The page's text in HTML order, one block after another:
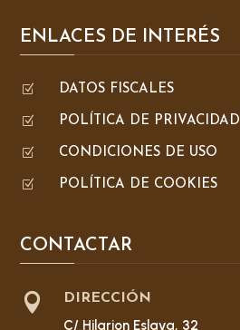
ENLACES DE INTERÉS
Z DATOS FISCALES
Z POLÍTICA DE PRIVACIDAD
Z CONDICIONES DE USO
Z POLÍTICA DE COOKIES
CONTACTAR
 DIRECCIÓN
C/ Hilarion Eslava, 32